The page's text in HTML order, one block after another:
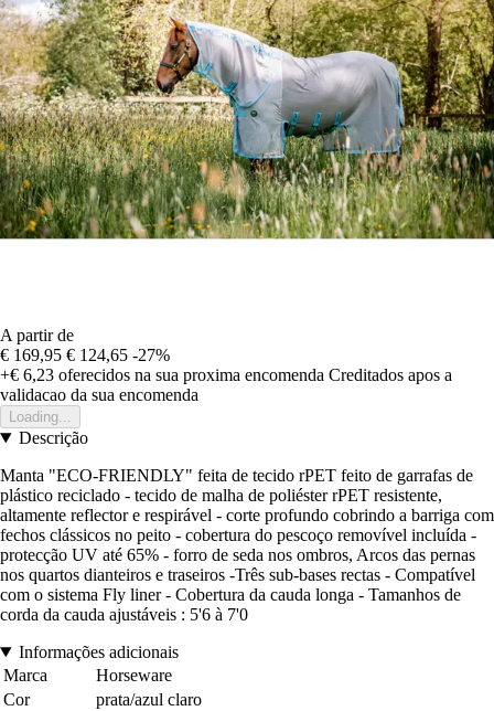
A partir de
€ 169,95 € 124,65 -27%
+€ 6,23 oferecidos na sua proxima encomenda Creditados apos a
validacao da sua encomenda
Loading...
Descrição
Manta "ECO-FRIENDLY" feita de tecido rPET feito de garrafas de
plástico reciclado - tecido de malha de poliéster rPET resistente,
altamente reflector e respirável - corte profundo cobrindo a barriga com
fechos clássicos no peito - cobertura do pescoço removível incluída -
protecção UV até 65% - forro de seda nos ombros, Arcos das pernas
nos quartos dianteiros e traseiros -Três sub-bases rectas - Compatível
com o sistema Fly liner - Cobertura da cauda longa - Tamanhos de
corda da cauda ajustáveis : 5'6 à 7'0
Informações adicionais
Marca
Horseware
Cor
prata/azul claro